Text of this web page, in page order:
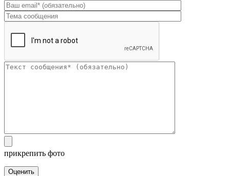
прикрепить фото
Оценить